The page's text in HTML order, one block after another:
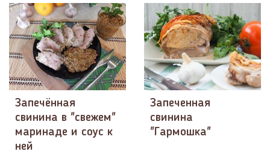
Запечённая
свинина в "свежем"
маринаде и соус к
ней
Запеченная
свинина
"Гармошка"